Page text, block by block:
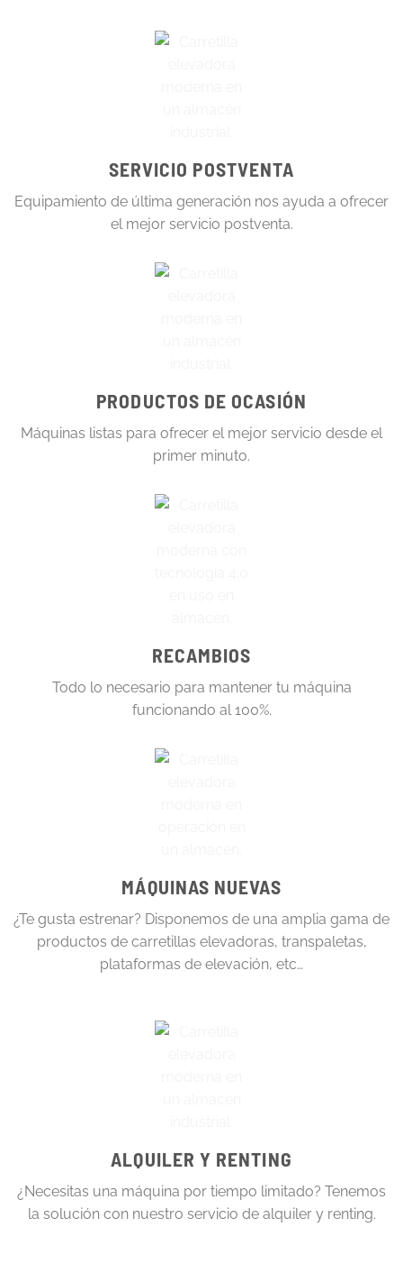
SERVICIO POSTVENTA
Equipamiento de última generación nos ayuda a ofrecer
el mejor servicio postventa.
PRODUCTOS DE OCASIÓN
Máquinas listas para ofrecer el mejor servicio desde el
primer minuto.
RECAMBIOS
Todo lo necesario para mantener tu máquina
funcionando al 100%.
MÁQUINAS NUEVAS
¿Te gusta estrenar? Disponemos de una amplia gama de
productos de carretillas elevadoras, transpaletas,
plataformas de elevación, etc…
ALQUILER Y RENTING
¿Necesitas una máquina por tiempo limitado? Tenemos
la solución con nuestro servicio de alquiler y renting.